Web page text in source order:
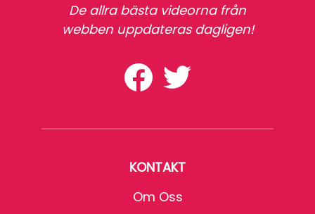
De allra bästa videorna från
webben uppdateras dagligen!
KONTAKT
Om Oss